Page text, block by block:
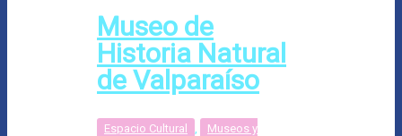
Museo de
Historia Natural
de Valparaíso
Espacio Cultural
Museos y